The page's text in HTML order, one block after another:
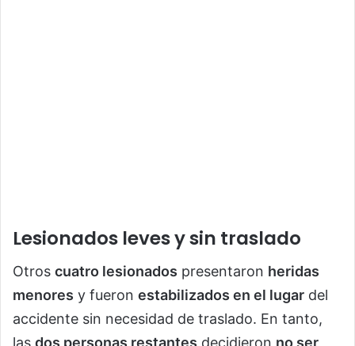
Lesionados leves y sin traslado
Otros cuatro lesionados presentaron heridas
menores y fueron estabilizados en el lugar del
accidente sin necesidad de traslado. En tanto,